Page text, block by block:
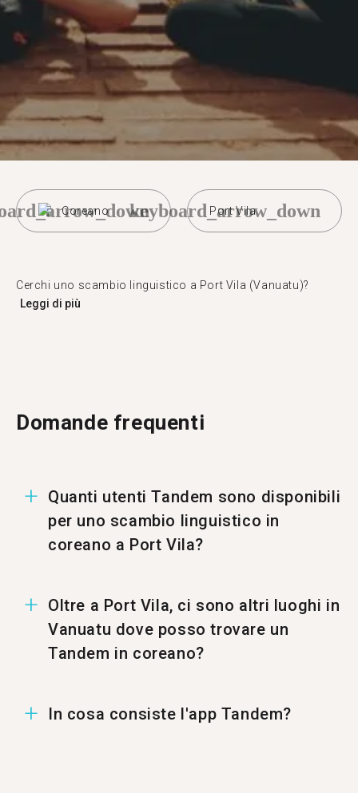
Coreano Port Vila
keyboard_arrow_down
Cerchi uno scambio linguistico a Port Vila (Vanuatu)?
Leggi di più
Domande frequenti
Quanti utenti Tandem sono disponibili
per uno scambio linguistico in
coreano a Port Vila?
linguistico in coreano.
Oltre a Port Vila, ci sono altri luoghi in
Vanuatu dove posso trovare un
Tandem in coreano?
%%randomCity%%.
In cosa consiste l'app Tandem?